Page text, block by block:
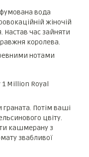
вода
жіночій
Настав час зайняти
королева.
нотами
1 Million Royal
граната. Потім ваші
цвіту.
кашмерану з
звабливої